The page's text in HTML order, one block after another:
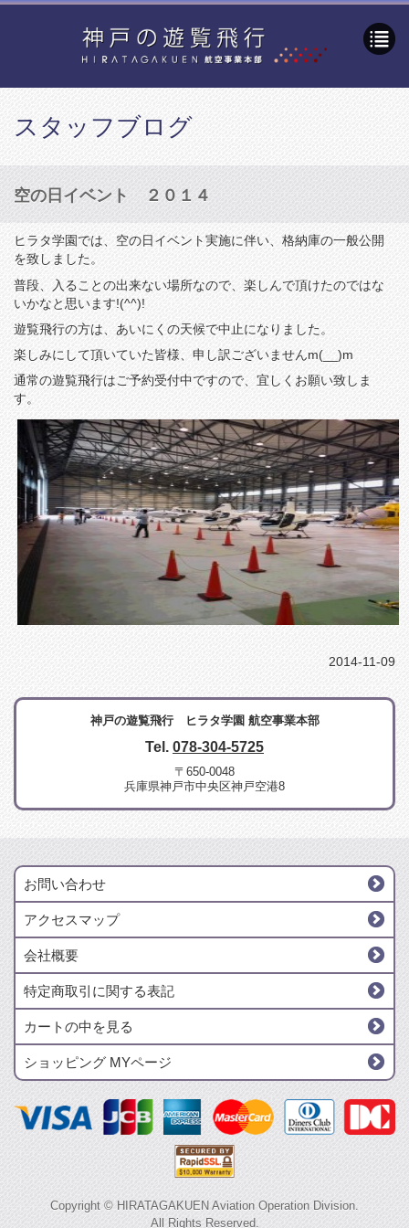
スタッフブログ
空の日イベント ２０１４
ヒラタ学園では、空の日イベント実施に伴い、格納庫の一般公開
を致しました。
普段、入ることの出来ない場所なので、楽しんで頂けたのではな
いかなと思います!(^^)!
遊覧飛行の方は、あいにくの天候で中止になりました。
楽しみにして頂いていた皆様、申し訳ございませんm(__)m
通常の遊覧飛行はご予約受付中ですので、宜しくお願い致しま
す。
2014-11-09
神戸の遊覧飛行 ヒラタ学園 航空事業本部
Tel. 078-304-5725
〒650-0048
兵庫県神戸市中央区神戸空港8
お問い合わせ
アクセスマップ
会社概要
特定商取引に関する表記
カートの中を見る
ショッピング MYページ
Copyright © HIRATAGAKUEN Aviation Operation Division.
All Rights Reserved.